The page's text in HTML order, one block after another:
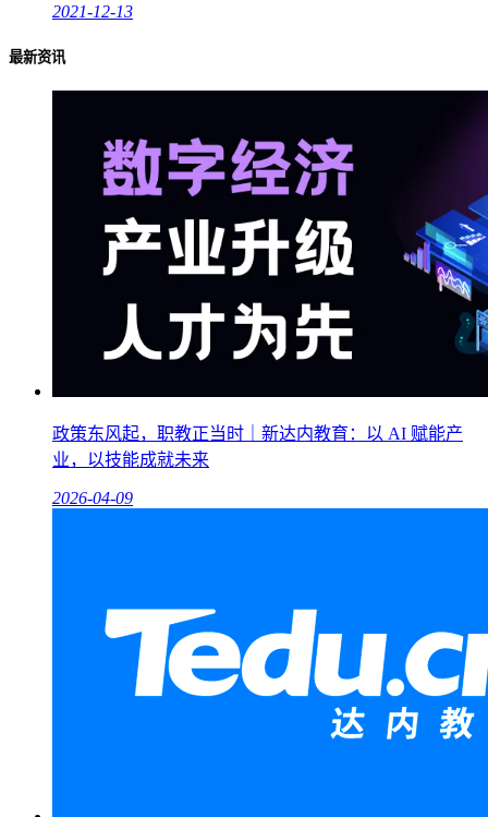
2021-12-13
最新资讯
政策东风起，职教正当时｜新达内教育：以 AI 赋能产
业，以技能成就未来
2026-04-09